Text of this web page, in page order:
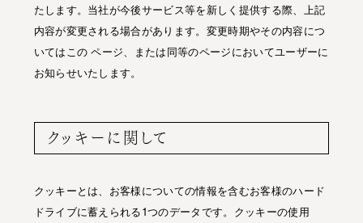
たします。当社が今後サービス等を新しく提供する際、上記
内容が変更される場合があります。変更時期やその内容につ
いてはこの ページ、または同等のページにおいてユーザーに
お知らせいたします。
クッキーに関して
クッキーとは、お客様についての情報を含むお客様のハード
ドライブに蓄えられる1つのデータです。クッキーの使用